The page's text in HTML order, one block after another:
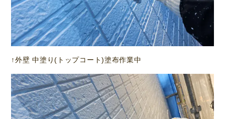
↑外壁 中塗り(トップコート)塗布作業中